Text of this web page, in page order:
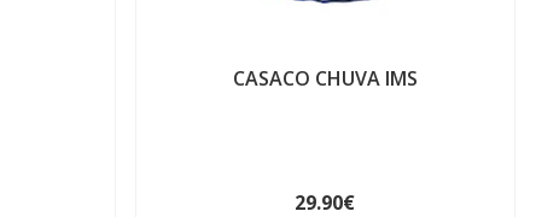
CASACO CHUVA IMS
29.90€